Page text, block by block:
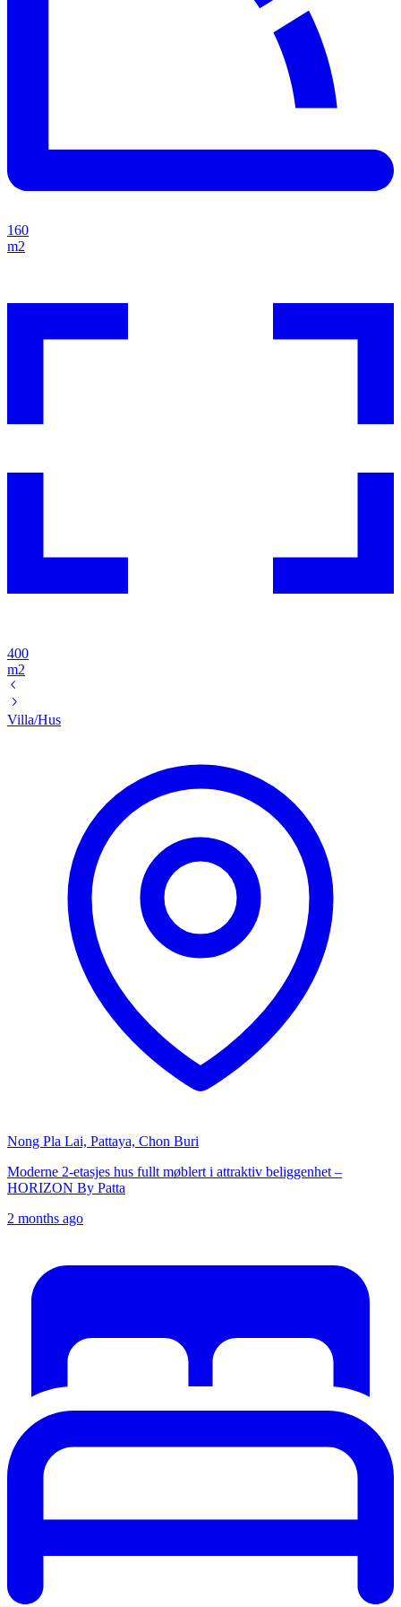
160
m2
400
m2
Villa/Hus
Nong Pla Lai, Pattaya, Chon Buri
Moderne 2-etasjes hus fullt møblert i attraktiv beliggenhet –
HORIZON By Patta
2 months ago